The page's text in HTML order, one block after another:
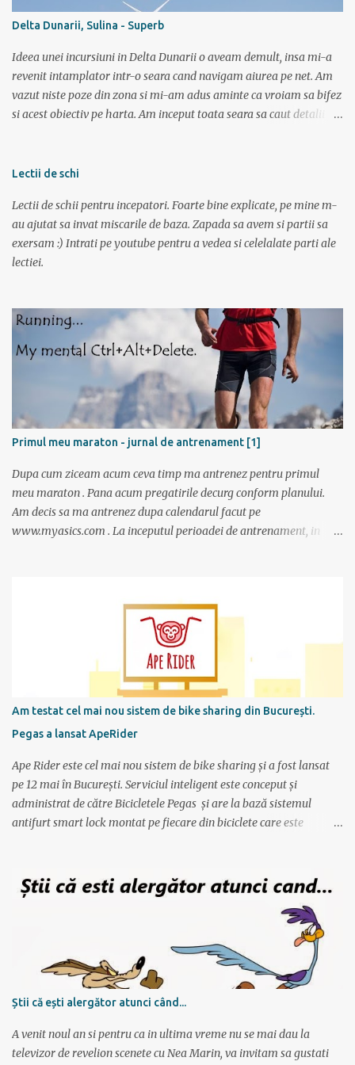
trebuie sa si inot, iar in bazin acest lucru chiar imi place. Dar daca
vreau triatlon trebuie sa inot si in lac, mai ales in lac. Văleu! Hai ca
n-o fi ala negru asa de negru (negr...
Delta Dunarii, Sulina - Superb
Ideea unei incursiuni in Delta Dunarii o aveam demult, insa mi-a
revenit intamplator intr-o seara cand navigam aiurea pe net. Am
vazut niste poze din zona si mi-am adus aminte ca vroiam sa bifez
si acest obiectiv pe harta. Am inceput toata seara sa caut detalii pe
monstrul” care a pus capac. Dupa superba tura in muntii Sureanu (
Bucuresti spre Tulcea cu acceleratul de la 5:40, pe care l-am prins la
mustata intrucat primul metrou vine la ora 5. Trenul a fost foarte
aglomerat, multa lume mergand la Sfantu Gheorghe unde luni
incepea festivalul de film Anonimul. Pe geam am vazut
una cu 3 persoane; spre norocul nostru toti se inghesuiau sa ia
bilete spre Sf. Gheorg...
Lectii de schi
Lectii de schii pentru incepatori. Foarte bine explicate, pe mine m-
au ajutat sa invat miscarile de baza. Zapada sa avem si partii sa
exersam :) Intrati pe youtube pentru a vedea si celelalate parti ale
lectiei.
Primul meu maraton - jurnal de antrenament [1]
Dupa cum ziceam acum ceva timp ma antrenez pentru primul
meu maraton . Pana acum pregatirile decurg conform planului.
Am decis sa ma antrenez dupa calendarul facut pe
www.myasics.com . La inceputul perioadei de antrenament, in
saptamana imi propun sa alerg (de doua ori), care sunt zilele
preferate de antrenament. Apoi site-ul mi-a generat un calendar
pentru urmatoarele luni imi care mi se spune cati km am de
alergat la fiecare antrenament si ce timp ar trebui sa scot.
Consider ca este un program foarte bun mai ales ca nu am un
antrenor asa cum au sportivii profesionisti si oricine si-l poate crea
foarte simplu; se alterneaza antrenamente mai scurte cu
antrenamente mai lungi, apoi din nou mai scurte dar trebuie
obtinuti timpi mai buni, ceea ce fortifica muschii si creeaza cadrul
pentru a avansa apoi...
Am testat cel mai nou sistem de bike sharing din București.
Pegas a lansat ApeRider
Ape Rider este cel mai nou sistem de bike sharing și a fost lansat
pe 12 mai în București. Serviciul inteligent este conceput și
administrat de către Bicicletele Pegas și are la bază sistemul
antifurt smart lock montat pe fiecare din biciclete care este
intermediul aplicației. Reprezentanții Pegas anunțaseră de mai
multă vreme că vor să lanseze un serviciu de rent-a-bike,
închiriere biciclete, bike sharing, și iată că acum s-a si concretizat.
Încă de la aflarea primelor vești am fost interesat să văd cum va
funcționa sistemul pentru că, pe lângă alte astfel de servicii,
ApeRider aduce ceva inovator: bicicletele stau pe stradă, în niște
locuri prestabilite și marcate pe hartă, iar utilizatorul deschide
aplicația, vede unde este cea mai apropiată bicicletă, scaneaza
codul QR și ia bicicleta. Bicicletele nu sunt păzite, dar sunt asigur...
Știi că ești alergător atunci când...
A venit noul an si pentru ca in ultima vreme nu se mai dau la
televizor de revelion scenete cu Nea Marin, va invitam sa gustati